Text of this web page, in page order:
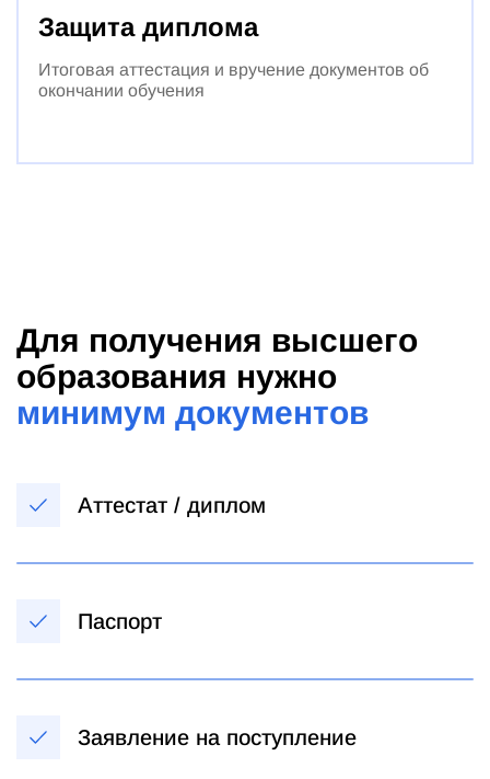
Защита диплома
Итоговая аттестация и вручение документов об
окончании обучения
Для получения высшего
образования нужно
минимум документов
Аттестат / диплом
Паспорт
Заявление на поступление